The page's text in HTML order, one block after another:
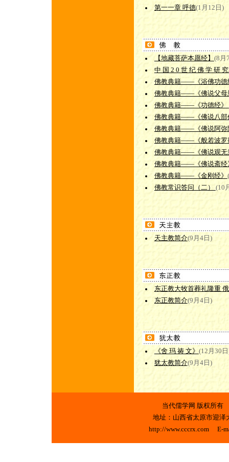
第一一章 呼德(1月12日)
【地藏菩萨本愿经】 (8月
中 国 2 0 世 纪 佛 学 研
佛教典籍——《浴佛功德
佛教典籍——《佛说父母
佛教典籍——《功德经》
佛教典籍——《佛说八部
佛教典籍——《佛说阿弥
佛教典籍——《般若波罗
佛教典籍——《佛说观无
佛教典籍——《佛说斋经
佛教典籍——《金刚经》
佛教常识答问（二） (10
天主教简介(9月4日)
东正教大牧首葬礼隆重
东正教简介(9月4日)
《舍 玛 祷 文》 (12月30
犹太教简介(9月4日)
当代儒学网 版权
地址：山西省太原市迎
http://www.cccrx.com E-